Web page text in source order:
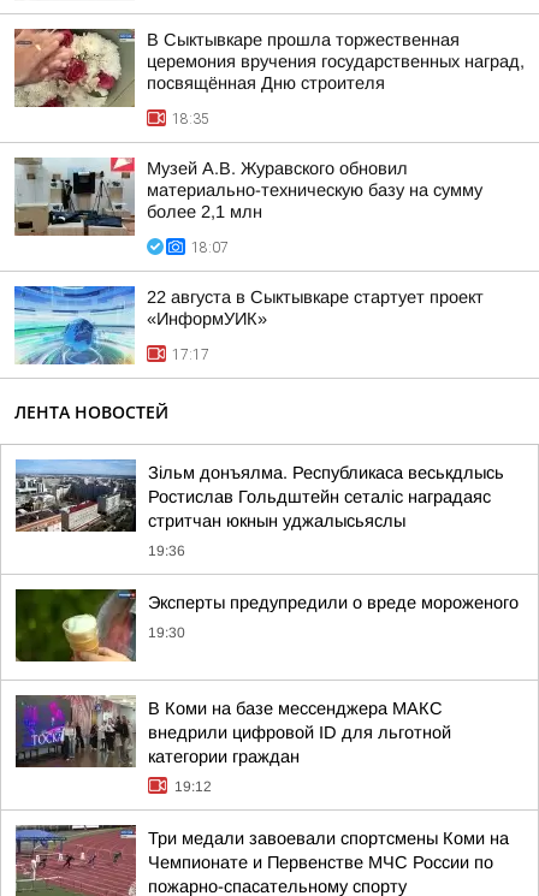
В Сыктывкаре прошла торжественная
церемония вручения государственных наград,
посвящённая Дню строителя
18:35
Музей А.В. Журавского обновил
материально-техническую базу на сумму
более 2,1 млн
18:07
22 августа в Сыктывкаре стартует проект
«ИнформУИК»
17:17
ЛЕНТА НОВОСТЕЙ
Зільм донъялма. Республикаса веськдлысь
Ростислав Гольдштейн сеталіс наградаяс
стритчан юкнын уджалысьяслы
19:36
Эксперты предупредили о вреде мороженого
19:30
В Коми на базе мессенджера МАКС
внедрили цифровой ID для льготной
категории граждан
19:12
Три медали завоевали спортсмены Коми на
Чемпионате и Первенстве МЧС России по
пожарно-спасательному спорту